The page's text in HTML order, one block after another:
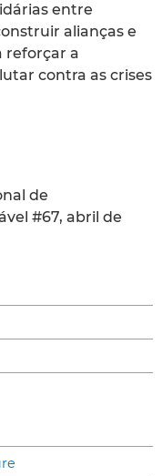
entre
alianças e
reforçar a
contra as crises
de
#67, abril de